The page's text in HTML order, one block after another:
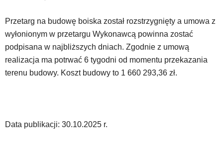
formie
ramek.
Elementy
te
obsługiwane
są
lub
Przetarg na budowę boiska został rozstrzygnięty a umowa z
wyłonionym w przetargu Wykonawcą powinna zostać
podpisana w najbliższych dniach. Zgodnie z umową
realizacja ma potrwać 6 tygodni od momentu przekazania
terenu budowy. Koszt budowy to 1 660 293,36 zł.
Data publikacji: 30.10.2025 r.